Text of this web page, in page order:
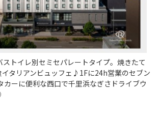
トイレ別セミセパレートタイプ。焼きたて
イタリアンビュッフェ♪1Fに24h営業のセブン
カーに便利な西口で千里浜なぎさドライブウ